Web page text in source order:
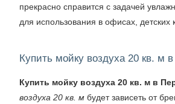
прекрасно справится с задачей
для использования в офисах,
Купить мойку воздуха 20 кв. м
Купить мойку воздуха 20 кв. м в
воздуха 20 кв. м будет зависеть от